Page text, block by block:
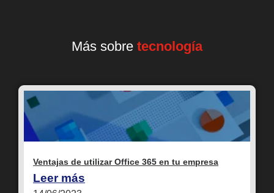
Más sobre tecnología
Ventajas de utilizar Office 365 en tu empresa
Leer más